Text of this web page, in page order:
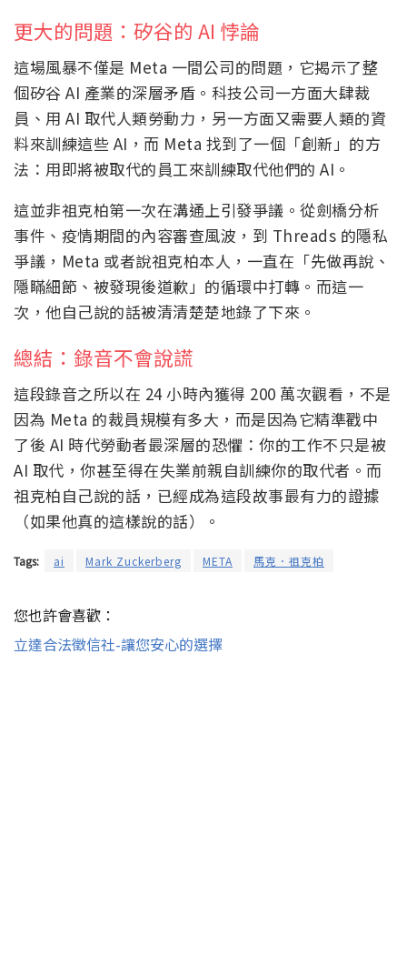
更大的問題：矽谷的 AI 悖論
這場風暴不僅是 Meta 一間公司的問題，它揭示了整
個矽谷 AI 產業的深層矛盾。科技公司一方面大肆裁
員、用 AI 取代人類勞動力，另一方面又需要人類的資
料來訓練這些 AI，而 Meta 找到了一個「創新」的方
法：用即將被取代的員工來訓練取代他們的 AI。
這並非祖克柏第一次在溝通上引發爭議。從劍橋分析
事件、疫情期間的內容審查風波，到 Threads 的隱私
爭議，Meta 或者說祖克柏本人，一直在「先做再說、
隱瞞細節、被發現後道歉」的循環中打轉。而這一
次，他自己說的話被清清楚楚地錄了下來。
總結：錄音不會說謊
這段錄音之所以在 24 小時內獲得 200 萬次觀看，不是
因為 Meta 的裁員規模有多大，而是因為它精準戳中
了後 AI 時代勞動者最深層的恐懼：你的工作不只是被
AI 取代，你甚至得在失業前親自訓練你的取代者。而
祖克柏自己說的話，已經成為這段故事最有力的證據
（如果他真的這樣說的話）。
Tags: ai Mark Zuckerberg META 馬克．祖克柏
您也許會喜歡：
立達合法徵信社-讓您安心的選擇